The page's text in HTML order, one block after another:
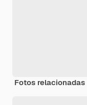
Fotos relacionadas